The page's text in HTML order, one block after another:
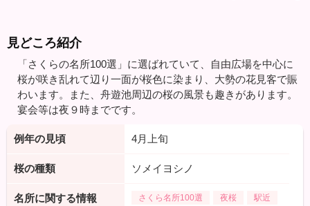
見どころ紹介
「さくらの名所100選」に選ばれていて、自由広場を中心に
桜が咲き乱れて辺り一面が桜色に染まり、大勢の花見客で賑
わいます。また、舟遊池周辺の桜の風景も趣きがあります。
宴会等は夜９時までです。
例年の見頃 4月上旬
桜の種類 ソメイヨシノ
名所に関する情報 さくら名所100選 夜桜
駅近